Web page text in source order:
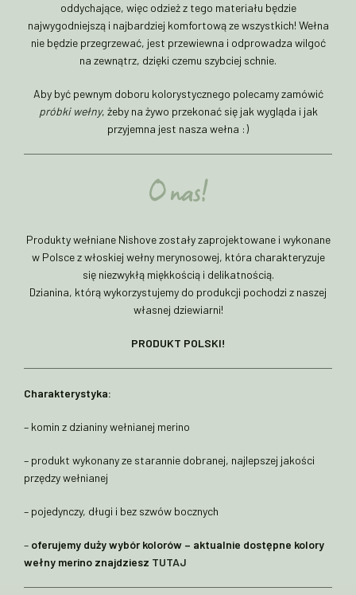
oddychające, więc odzież z tego materiału będzie
najwygodniejszą i najbardziej komfortową ze wszystkich! Wełna
nie będzie przegrzewać, jest przewiewna i odprowadza wilgoć
na zewnątrz, dzięki czemu szybciej schnie.
Aby być pewnym doboru kolorystycznego polecamy zamówić
próbki wełny, żeby na żywo przekonać się jak wygląda i jak
przyjemna jest nasza wełna :)
O nas!
Produkty wełniane Nishove zostały zaprojektowane i wykonane
w Polsce z włoskiej wełny merynosowej, która charakteryzuje
się niezwykłą miękkością i delikatnością.
Dzianina, którą wykorzystujemy do produkcji pochodzi z naszej
własnej dziewiarni!
PRODUKT POLSKI!
Charakterystyka:
– komin z dzianiny wełnianej merino
– produkt wykonany ze starannie dobranej, najlepszej jakości
przędzy wełnianej
– pojedynczy, długi i bez szwów bocznych
– oferujemy duży wybór kolorów – aktualnie dostępne kolory
wełny merino znajdziesz TUTAJ